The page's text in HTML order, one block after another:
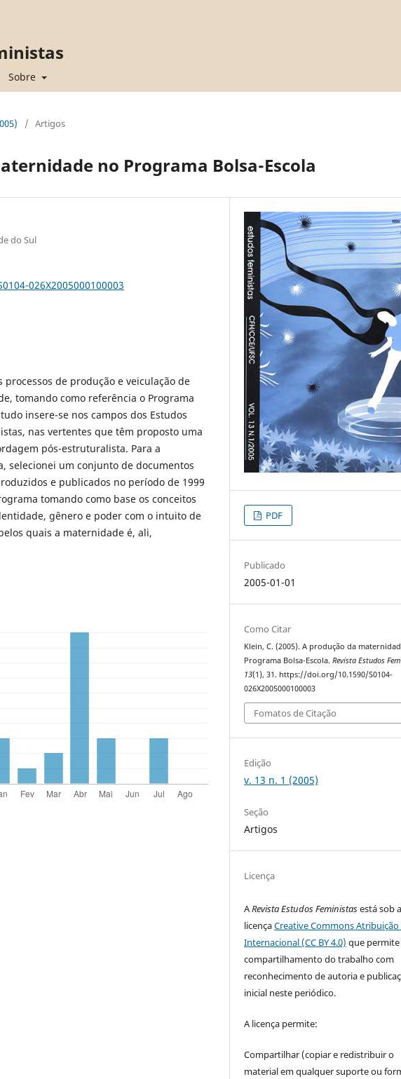
Sobre
/ Artigos
no Programa Bolsa-Escola
do Sul
026X2005000100003
de produção e veiculação de
tomando como referência o Programa
insere-se nos campos dos Estudos
nas vertentes que têm proposto uma
pós-estruturalista. Para a
selecionei um conjunto de documentos
e publicados no período de 1999
tomando como base os conceitos
gênero e poder com o intuito de
quais a maternidade é, ali,
PDF
Publicado
2005-01-01
Como Citar
Klein, C. (2005). A produção da
Programa Bolsa-Escola.Revista Estudos
13(1), 31. https://doi.org/10.1590/S0104-
026X2005000100003
Fomatos de Citação
Edição
v. 13 n. 1 (2005)
Seção
Artigos
Licença
ARevista Estudos Feministasestá sob a
licençaCreative Commons Atribuição
Internacional (CC BY 4.0) que
compartilhamento do trabalho com
reconhecimento de autoria e
inicial neste periódico.
A licença permite:
Compartilhar (copiar e redistribuir o
material em qualquer suporte ou